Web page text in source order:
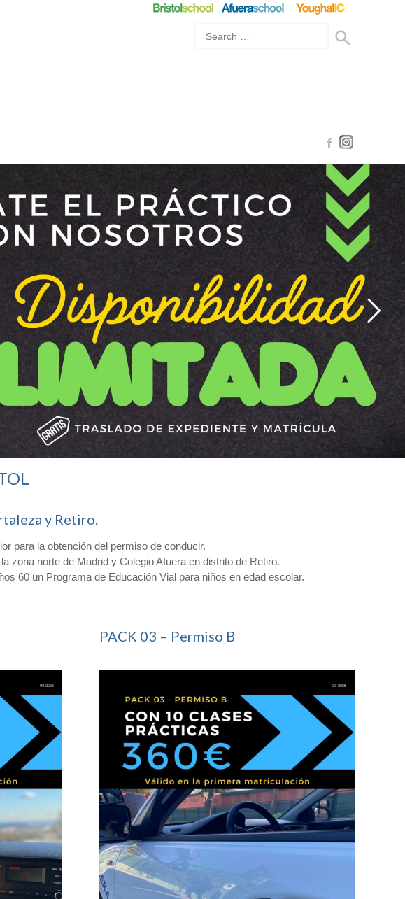
y Retiro.
para la obtención del permiso de conducir.
zona norte de Madrid y Colegio Afuera en distrito de Retiro.
60 un Programa de Educación Vial para niños en edad escolar.
PACK 03 – Permiso B